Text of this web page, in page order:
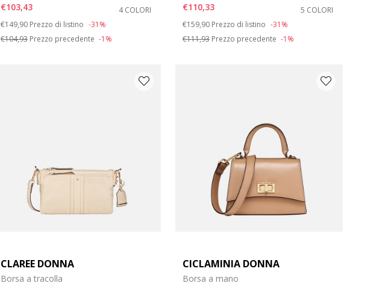
€103,43
4 COLORI
Price reduced from
€149,90 to
Prezzo di listino -31%
€104,93Prezzo precedente -1%
€110,33
5 COLORI
Price reduced from
€159,90 to
Prezzo di listino -31%
€111,93Prezzo precedente -1%
CLAREE DONNA
Borsa a tracolla
CICLAMINIA DONNA
Borsa a mano